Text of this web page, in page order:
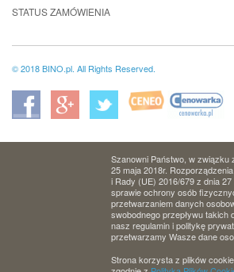
STATUS ZAMÓWIENIA
© 2018 BINO.pl. All Rights Reserved.
Szanowni Państwo, w związku
25 maja 2018r.
i Rady (UE) 2016/679 z dnia
sprawie ochrony osób
przetwarzaniem danych
swobodnego przepływu takich
nasz regulamin i politykę
przetwarzamy Wasze dane
Strona korzysta z plików